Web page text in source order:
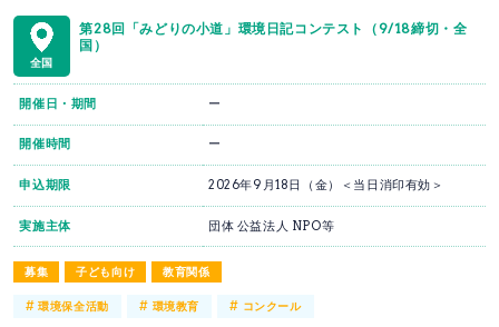
全国
第28回「みどりの小道」環境日記コンテスト（9/18締切・全
国）
募集 子ども向け 教育関係
開催日・期間 ー
開催時間 ー
申込期限 2026年9月18日（金）＜当日消印有効＞
実施主体 団体 公益法人 NPO等
#環境保全活動 # 環境教育 # コンクール